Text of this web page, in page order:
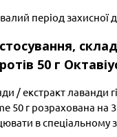
період захисної
50 г
/ екстракт лаванди
г розрахована на
в спеціальному